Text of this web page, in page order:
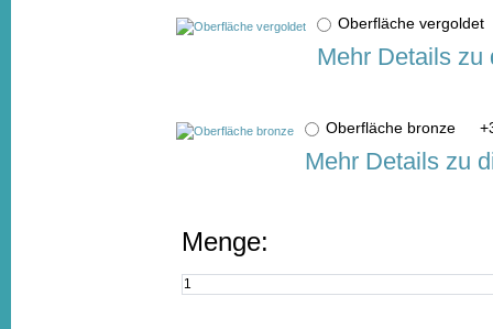
Oberfläche
Mehr Details zu
Oberfläche bronze +
Mehr Details zu
Menge: